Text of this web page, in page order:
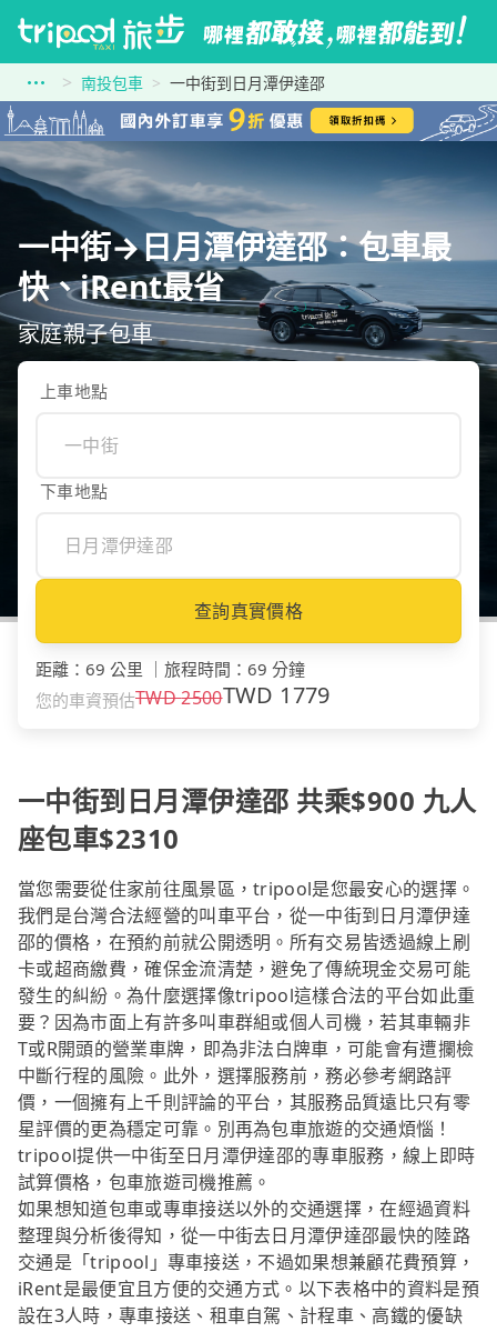
南投包車 一中街到日月潭伊達邵
一中街→日月潭伊達邵：包車最
快、iRent最省
家庭親子包車
上車地點
下車地點
查詢真實價格
距離 ： 69 公里 旅程時間 ： 69 分鐘
您的車資預估TWD2500TWD 1779
一中街到日月潭伊達邵 共乘$900 九人
座包車$2310
當您需要從住家前往風景區，tripool是您最安心的選擇。
我們是台灣合法經營的叫車平台，從一中街到日月潭伊達
邵的價格，在預約前就公開透明。所有交易皆透過線上刷
卡或超商繳費，確保金流清楚，避免了傳統現金交易可能
發生的糾紛。為什麼選擇像tripool這樣合法的平台如此重
要？因為市面上有許多叫車群組或個人司機，若其車輛非
T或R開頭的營業車牌，即為非法白牌車，可能會有遭攔檢
中斷行程的風險。此外，選擇服務前，務必參考網路評
價，一個擁有上千則評論的平台，其服務品質遠比只有零
星評價的更為穩定可靠。別再為包車旅遊的交通煩惱！
tripool提供一中街至日月潭伊達邵的專車服務，線上即時
試算價格，包車旅遊司機推薦。
如果想知道包車或專車接送以外的交通選擇，在經過資料
整理與分析後得知，從一中街去日月潭伊達邵最快的陸路
交通是「tripool」專車接送，不過如果想兼顧花費預算，
iRent是最便宜且方便的交通方式。以下表格中的資料是預
設在3人時，專車接送、租車自駕、計程車、高鐵的優缺